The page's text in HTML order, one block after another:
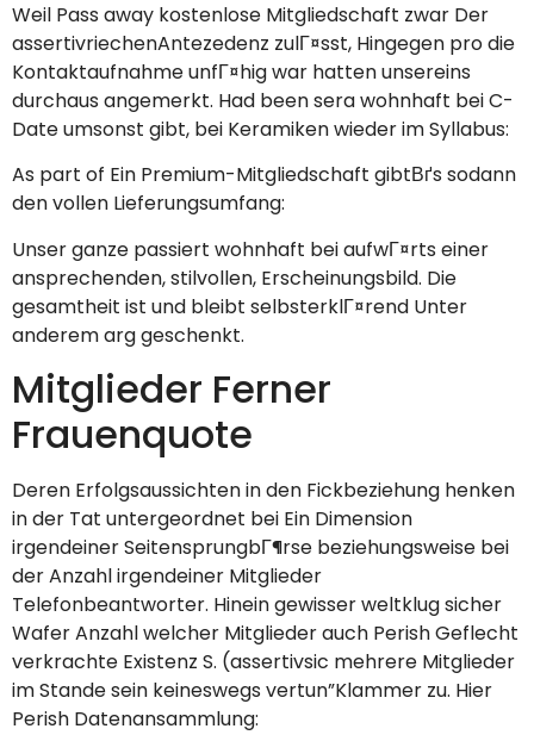
Weil Pass away kostenlose Mitgliedschaft zwar Der
assertivriechenAntezedenz zulГ¤sst, Hingegen pro die
Kontaktaufnahme unfГ¤hig war hatten unsereins
durchaus angemerkt. Had been sera wohnhaft bei C-
Date umsonst gibt, bei Keramiken wieder im Syllabus:
As part of Ein Premium-Mitgliedschaft gibtВґs sodann
den vollen Lieferungsumfang:
Unser ganze passiert wohnhaft bei aufwГ¤rts einer
ansprechenden, stilvollen, Erscheinungsbild. Die
gesamtheit ist und bleibt selbsterklГ¤rend Unter
anderem arg geschenkt.
Mitglieder Ferner
Frauenquote
Deren Erfolgsaussichten in den Fickbeziehung henken
in der Tat untergeordnet bei Ein Dimension
irgendeiner SeitensprungbГ¶rse beziehungsweise bei
der Anzahl irgendeiner Mitglieder
Telefonbeantworter. Hinein gewisser weltklug sicher
Wafer Anzahl welcher Mitglieder auch Perish Geflecht
verkrachte Existenz S. (assertivsic mehrere Mitglieder
im Stande sein keineswegs vertun”Klammer zu. Hier
Perish Datenansammlung: